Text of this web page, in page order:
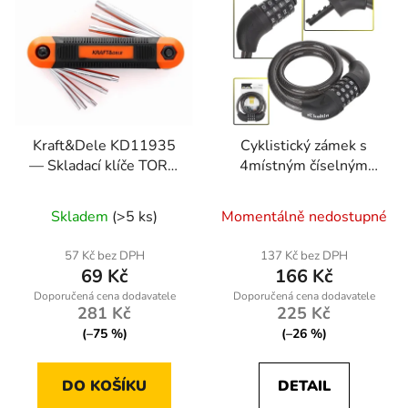
Kraft&Dele KD11935
— Skladací klíče TORX,
Skladem (>5 ks)
57 Kč bez DPH
69 Kč
281 Kč
(–75 %)
DO KOŠÍKU
Cyklistický zámek s
4místným číselným
Geko
Momentálně nedostupné
137 Kč bez DPH
166 Kč
225 Kč
(–26 %)
DETAIL